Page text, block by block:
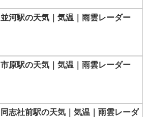
並河駅の天気｜気温｜雨雲レーダー
市原駅の天気｜気温｜雨雲レーダー
同志社前駅の天気｜気温｜雨雲レーダ